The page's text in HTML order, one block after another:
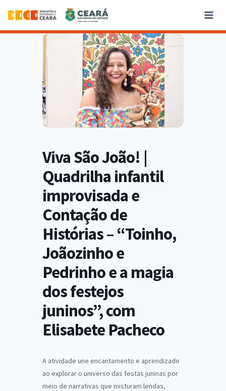
Viva São João! |
Quadrilha infantil
improvisada e
Contação de
Histórias – “Toinho,
Joãozinho e
Pedrinho e a magia
dos festejos
juninos”, com
Elisabete Pacheco
A atividade une encantamento e aprendizado
ao explorar o universo das festas juninas por
meio de narrativas que misturam lendas,